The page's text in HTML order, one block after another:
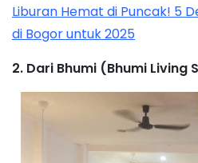
Liburan Hemat di Puncak! 5
di Bogor untuk 2025
2. Dari Bhumi (Bhumi Living